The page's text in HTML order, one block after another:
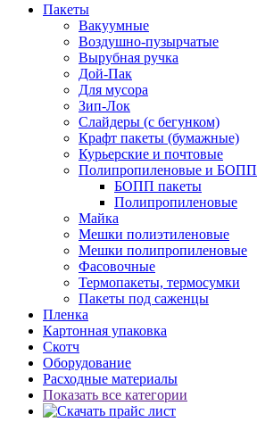
Пакеты
Вакуумные
Воздушно-пузырчатые
Вырубная ручка
Дой-Пак
Для мусора
Зип-Лок
Слайдеры (с бегунком)
Крафт пакеты (бумажные)
Курьерские и почтовые
Полипропиленовые и БОПП
БОПП пакеты
Полипропиленовые
Майка
Мешки полиэтиленовые
Мешки полипропиленовые
Фасовочные
Термопакеты, термосумки
Пакеты под саженцы
Пленка
Картонная упаковка
Скотч
Оборудование
Расходные материалы
Показать все категории